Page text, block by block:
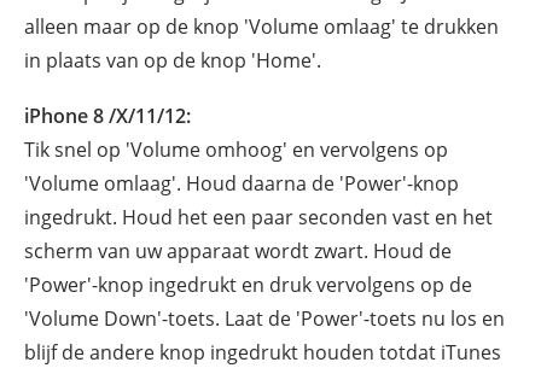
alleen maar op de knop 'Volume omlaag' te drukken
in plaats van op de knop 'Home'.
iPhone 8 /X/11/12:
Tik snel op 'Volume omhoog' en vervolgens op
'Volume omlaag'. Houd daarna de 'Power'-knop
ingedrukt. Houd het een paar seconden vast en het
scherm van uw apparaat wordt zwart. Houd de
'Power'-knop ingedrukt en druk vervolgens op de
'Volume Down'-toets. Laat de 'Power'-toets nu los en
blijf de andere knop ingedrukt houden totdat iTunes